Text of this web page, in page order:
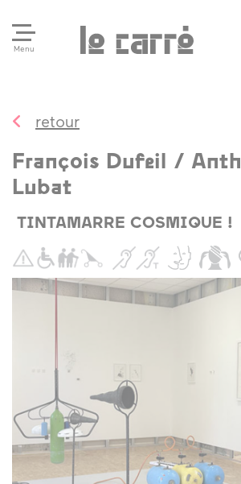
Menu
retour
François Dufeil /
Lubat
TINTAMARRE COSMIQUE !